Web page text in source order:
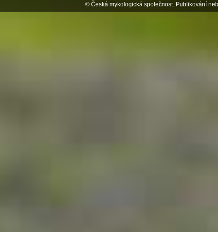
© Česká mykologická společnost. Publikování